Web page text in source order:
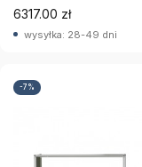
6317.00 zł
wysyłka: 28-49 dni
-7%